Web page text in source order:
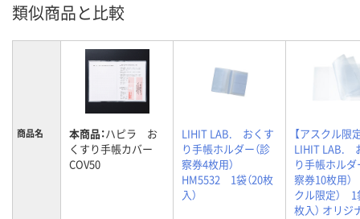
類似商品と比較
商品名 本商品：ハピラ お
くすり手帳カバー
COV50
LIHIT LAB. おくす
り手帳ホルダー（診
察券4枚用）
HM5532 1袋（20枚
入）
【アスクル限
LIHIT LAB.
り手帳ホルダ
察券10枚用）
クル限定） 1
枚入） オリジ